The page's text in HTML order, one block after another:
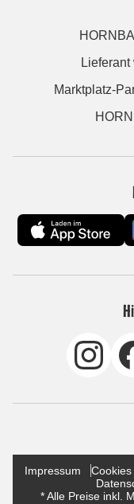
Marktplatz-
Impressum Cookies
* Alle Preise inkl.